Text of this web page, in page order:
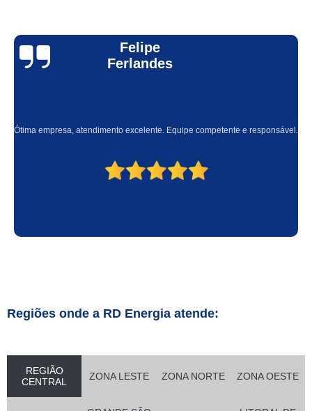
Felipe
Ferlandes
Ótima empresa, atendimento excelente. Equipe competente e responsável.
Regiões onde a RD Energia atende:
REGIÃO
CENTRAL
ZONA LESTE ZONA NORTE ZONA OESTE